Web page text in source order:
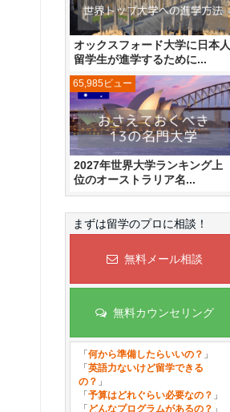
オックスフォード大学に日本人
留学生が進学するために...
2027年世界大学ランキング上
位のオーストラリア名...
65,985ビュー
まずは留学のプロに相談！
無料メール相談
無料カウンセリング
「 何から準備したらいいの？ 」
「 英語力ないけど留学できる
の？ 」
「 予算はどれぐらい必要なの？ 」
「 どんなプログラムがあるの？ 」